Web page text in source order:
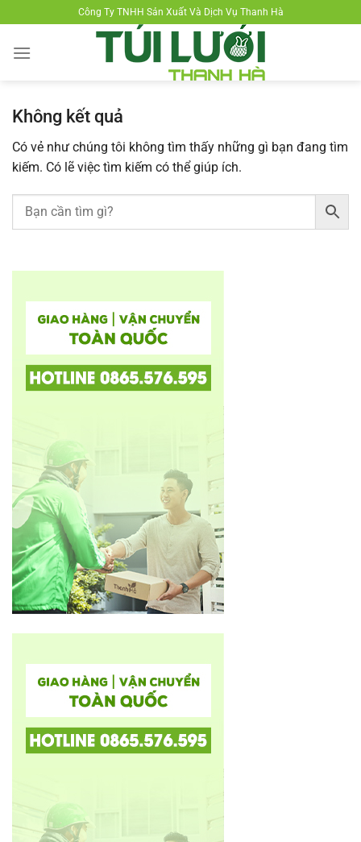
đến
nội
Công Ty TNHH Sản Xuất Và Dịch Vụ Thanh Hà
Không kết quả
Có vẻ như chúng tôi không tìm thấy những gì bạn đang tìm
kiếm. Có lẽ việc tìm kiếm có thể giúp ích.